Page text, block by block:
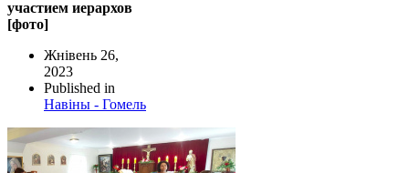
участием иерархов
[фото]
Жнівень 26,
2023
Published in
Навіны - Гомель